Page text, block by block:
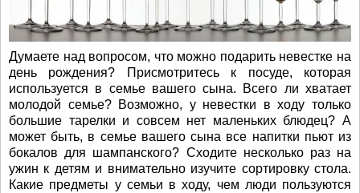
Думаете над вопросом, что можно подарить невестке на
день рождения? Присмотритесь к посуде, которая
используется в семье вашего сына. Всего ли хватает
молодой семье? Возможно, у невестки в ходу только
большие тарелки и совсем нет маленьких блюдец? А
может быть, в семье вашего сына все напитки пьют из
бокалов для шампанского? Сходите несколько раз на
ужин к детям и внимательно изучите сортировку стола.
Какие предметы у семьи в ходу, чем люди пользуются